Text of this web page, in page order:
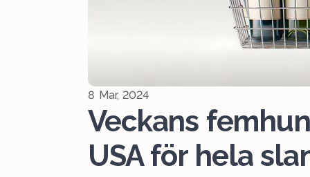
8 Mar, 2024
Veckans
USA för hela